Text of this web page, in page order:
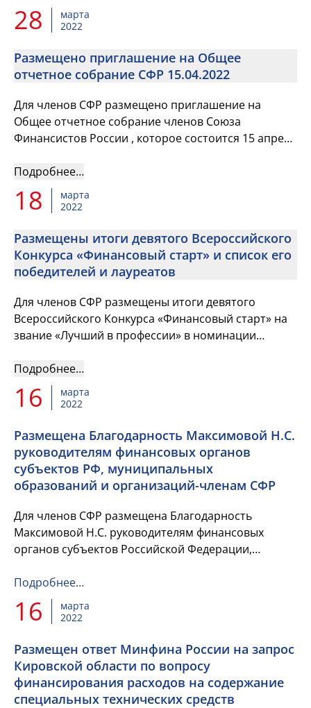
28
марта
2022
Размещено приглашение на Общее
отчетное собрание СФР 15.04.2022
Для членов СФР размещено приглашение на
Общее отчетное собрание членов Союза
Финансистов России , которое состоится 15 апреля
Научно-исследовательском инс...
Подробнее…
18
марта
2022
Размещены итоги девятого Всероссийского
Конкурса «Финансовый старт» и список его
победителей и лауреатов
Для членов СФР размещены итоги девятого
Всероссийского Конкурса «Финансовый старт» на
звание «Лучший в профессии» в номинации
победителей и лауреатов. &nbs...
Подробнее…
16
марта
2022
Размещена Благодарность Максимовой Н.С.
руководителям финансовых органов
субъектов РФ, муниципальных
образований и организаций-членам СФР
Для членов СФР размещена Благодарность
Максимовой Н.С. руководителям финансовых
органов субъектов Российской Федерации,
членам Союза Финансистов России.
Подробнее…
16
марта
2022
Размещен ответ Минфина России на запрос
Кировской области по вопросу
финансирования расходов на содержание
специальных технических средств